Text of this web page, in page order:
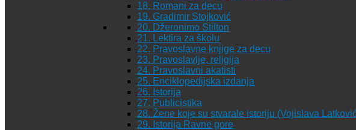
18. Romani za decu
19. Gradimir Stojković
20. Džeronimo Stilton
21. Lektira za školu
22. Pravoslavne knjige za decu
23. Pravoslavlje, religija
24. Pravoslavni akatisti
25. Enciklopedijska izdanja
26. Istorija
27. Publicistika
28. Žene koje su stvarale istoriju (Vojislava
29. Istorija Ravne gore